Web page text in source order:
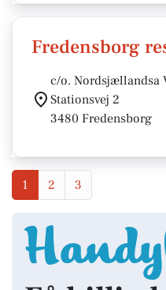
Fredensborg
c/o. Nordsjællandsa
Stationsvej 2
3480 Fredensborg
1 2 3